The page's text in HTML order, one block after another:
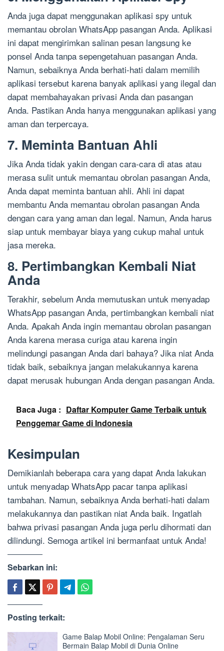
Anda juga dapat menggunakan aplikasi spy untuk
memantau obrolan WhatsApp pasangan Anda. Aplikasi
ini dapat mengirimkan salinan pesan langsung ke
ponsel Anda tanpa sepengetahuan pasangan Anda.
Namun, sebaiknya Anda berhati-hati dalam memilih
aplikasi tersebut karena banyak aplikasi yang ilegal dan
dapat membahayakan privasi Anda dan pasangan
Anda. Pastikan Anda hanya menggunakan aplikasi yang
aman dan terpercaya.
7. Meminta Bantuan Ahli
Jika Anda tidak yakin dengan cara-cara di atas atau
merasa sulit untuk memantau obrolan pasangan Anda,
Anda dapat meminta bantuan ahli. Ahli ini dapat
membantu Anda memantau obrolan pasangan Anda
dengan cara yang aman dan legal. Namun, Anda harus
siap untuk membayar biaya yang cukup mahal untuk
jasa mereka.
8. Pertimbangkan Kembali Niat
Anda
Terakhir, sebelum Anda memutuskan untuk menyadap
WhatsApp pasangan Anda, pertimbangkan kembali niat
Anda. Apakah Anda ingin memantau obrolan pasangan
Anda karena merasa curiga atau karena ingin
melindungi pasangan Anda dari bahaya? Jika niat Anda
tidak baik, sebaiknya jangan melakukannya karena
dapat merusak hubungan Anda dengan pasangan Anda.
Baca Juga : Daftar Komputer Game Terbaik untuk
Penggemar Game di Indonesia
Kesimpulan
Demikianlah beberapa cara yang dapat Anda lakukan
untuk menyadap WhatsApp pacar tanpa aplikasi
tambahan. Namun, sebaiknya Anda berhati-hati dalam
melakukannya dan pastikan niat Anda baik. Ingatlah
bahwa privasi pasangan Anda juga perlu dihormati dan
dilindungi. Semoga artikel ini bermanfaat untuk Anda!
Sebarkan ini:
Posting terkait:
Game Balap Mobil Online: Pengalaman Seru
Bermain Balap Mobil di Dunia Online